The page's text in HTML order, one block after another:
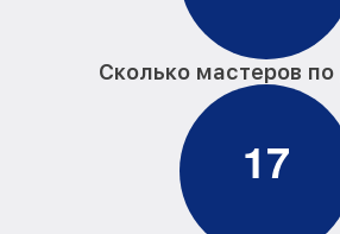
Сколько мастеров
17